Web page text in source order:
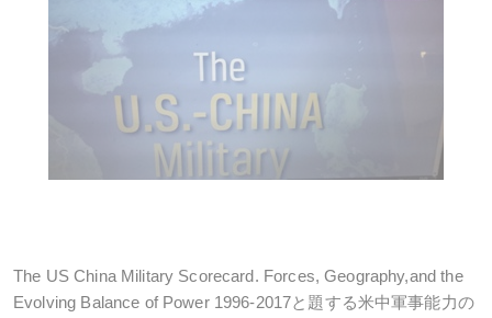
The US China Military Scorecard. Forces, Geography,and the
Evolving Balance of Power 1996-2017と題する米中軍事能力の